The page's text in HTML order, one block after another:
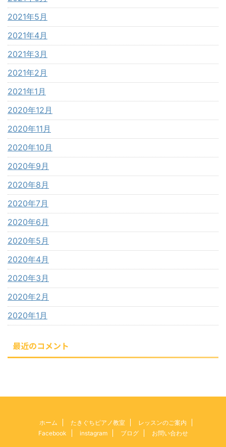
2021年5月
2021年4月
2021年3月
2021年2月
2021年1月
2020年12月
2020年11月
2020年10月
2020年9月
2020年8月
2020年7月
2020年6月
2020年5月
2020年4月
2020年3月
2020年2月
2020年1月
最近のコメント
ホーム たきぐちピアノ教室
レッスンのご案内
Facebook
instagram ブログ お問い合わせ